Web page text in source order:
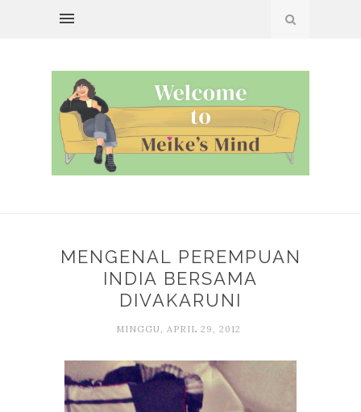
MENGENAL PEREMPUAN
INDIA BERSAMA
DIVAKARUNI
MINGGU, APRIL 29, 2012